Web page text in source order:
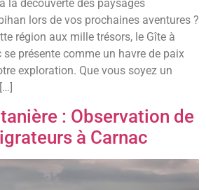
la découverte des paysages
lors de vos prochaines aventures ?
région aux mille trésors, le Gîte à
se présente comme un havre de paix
exploration. Que vous soyez un
: Observation de
à Carnac